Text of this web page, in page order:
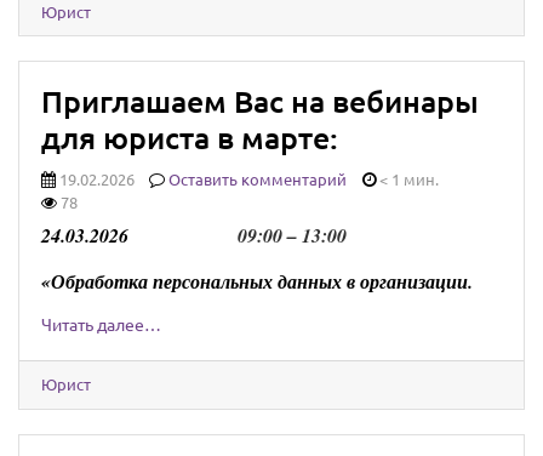
Юрист
Приглашаем Вас на вебинары
для юриста в марте:
19.02.2026 Оставить комментарий
< 1 мин.
78
24.03.2026 09:00 –13:00
«Обработка персональных данных в организации.
Читать далее…
Юрист